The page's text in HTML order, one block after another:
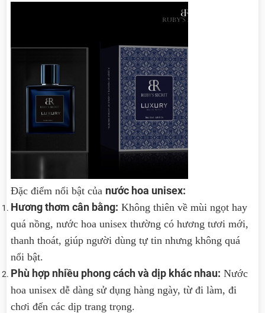
Đặc điểm nổi bật của nước hoa unisex:
Hương thơm cân bằng: Không thiên về mùi ngọt hay
quá nồng, nước hoa unisex thường có hương tươi mới,
thanh thoát, giúp người dùng tự tin nhưng không quá
nổi bật.
Phù hợp nhiều phong cách và dịp khác nhau: Nước
hoa unisex dễ dàng sử dụng hàng ngày, từ đi làm, đi
chơi đến các dịp trang trọng.